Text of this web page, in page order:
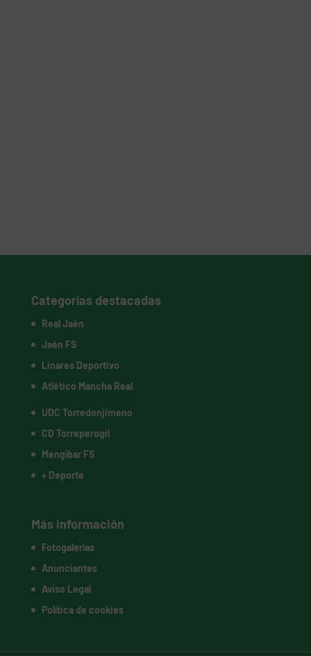
Categorías destacadas
Real Jaén
Jaén FS
Linares Deportivo
Atlético Mancha Real
UDC Torredonjimeno
CD Torreperogil
Mengíbar FS
+ Deporte
Más información
Fotogalerías
Anunciantes
Aviso Legal
Política de cookies